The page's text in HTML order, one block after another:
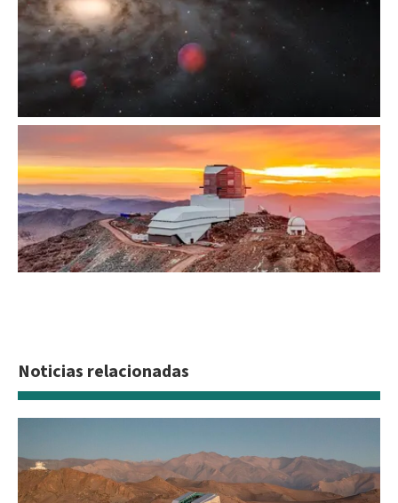
Ilustración artística de las enanas café que rodean la Vía Láctea
Noticias relacionadas